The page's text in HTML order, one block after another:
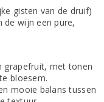
gisten van de druif)
de wijn een pure,
grapefruit, met tonen
bloesem.
mooie balans tussen